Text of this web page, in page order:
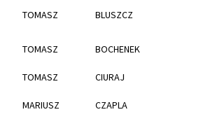
TOMASZ BLUSZCZ
TOMASZ BOCHENEK
TOMASZ CIURAJ
MARIUSZ CZAPLA